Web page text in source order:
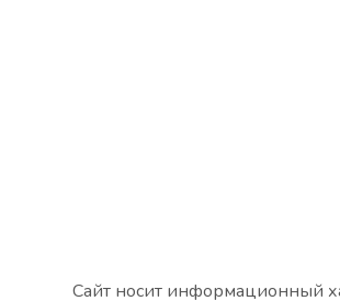
Сайт носит информационный